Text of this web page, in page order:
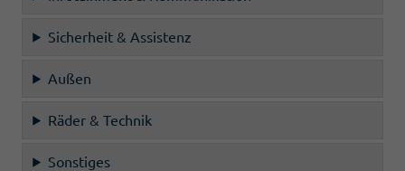
Sicherheit & Assistenz
Außen
Räder & Technik
Sonstiges